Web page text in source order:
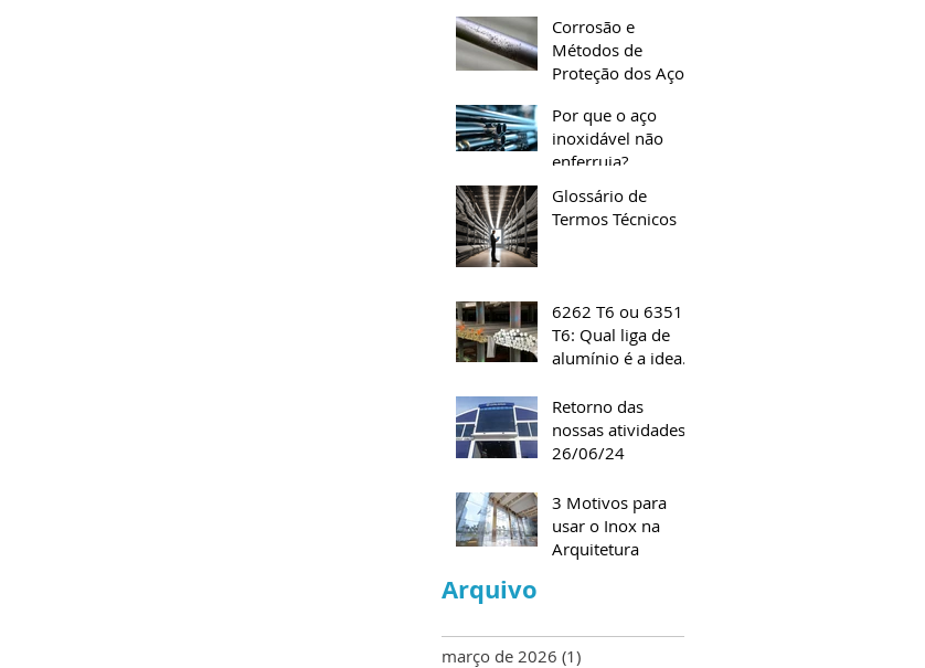
durável
Corrosão e
Métodos de
Proteção dos Aços
Por que o aço
inoxidável não
enferruja?
Especialista explica
e dá dicas de
cuidados
Glossário de
Termos Técnicos
6262 T6 ou 6351
T6: Qual liga de
alumínio é a ideal
Retorno das
nossas atividades -
26/06/24
3 Motivos para
usar o Inox na
Arquitetura
Arquivo
março de 2026 (1)